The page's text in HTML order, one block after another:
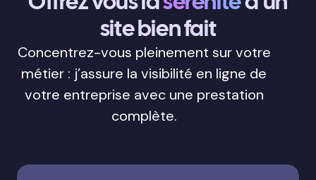
site bien fait
Concentrez-vous pleinement sur votre
métier : j’assure la visibilité en ligne de
votre entreprise avec une prestation
complète.